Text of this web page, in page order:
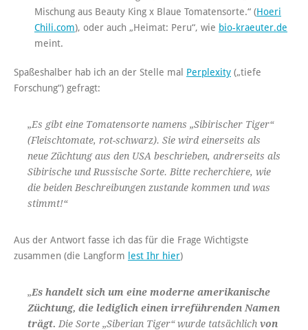
Mischung aus Beauty King x Blaue Tomatensorte.“ (Hoeri
Chili.com), oder auch „Heimat: Peru“, wie bio-kraeuter.de
meint.
Spaßeshalber hab ich an der Stelle mal Perplexity („tiefe
Forschung“) gefragt:
„Es gibt eine Tomatensorte namens „Sibirischer Tiger“
(Fleischtomate, rot-schwarz). Sie wird einerseits als
neue Züchtung aus den USA beschrieben, andrerseits als
Sibirische und Russische Sorte. Bitte recherchiere, wie
die beiden Beschreibungen zustande kommen und was
stimmt!“
Aus der Antwort fasse ich das für die Frage Wichtigste
zusammen (die Langform lest Ihr hier)
„Es handelt sich um eine moderne amerikanische
Züchtung, die lediglich einen irreführenden Namen
trägt. Die Sorte „Siberian Tiger“ wurde tatsächlich von